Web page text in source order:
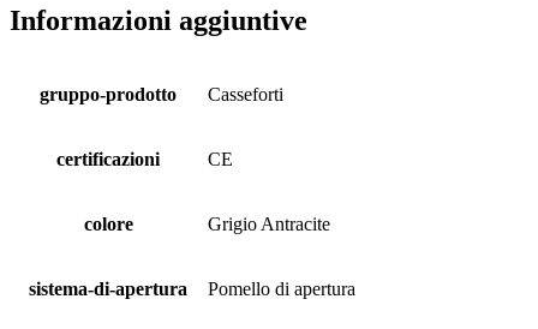
Informazioni aggiuntive
gruppo-prodotto Casseforti
certificazioni CE
colore Grigio Antracite
sistema-di-apertura Pomello di apertura